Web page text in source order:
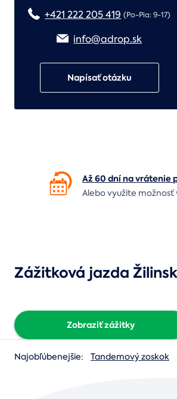
+421 222 205 419 (Po-Pia: 9-17)
info@adrop.sk
Napísať otázku
Až 60 dní na vrátenie
Alebo využite
Zážitková jazda
Zobraziť zážitky
Najobľúbenejšie: Tandemový zoskok